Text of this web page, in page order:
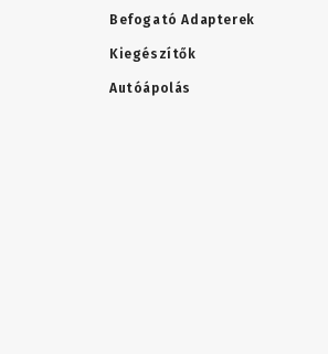
Befogató Adapterek
Kiegészítők
Autóápolás